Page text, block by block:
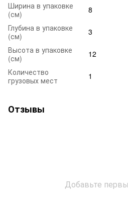
Ширина в упаковке
(см)
8
Глубина в упаковке
(см)
3
Высота в упаковке
(см)
12
Количество
грузовых мест
1
Отзывы
Добавьте